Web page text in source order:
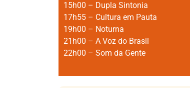
15h00 – Dupla Sintonia
17h55 – Cultura em Pauta
19h00 – Noturna
21h00 – A Voz do Brasil
22h00 – Som da Gente